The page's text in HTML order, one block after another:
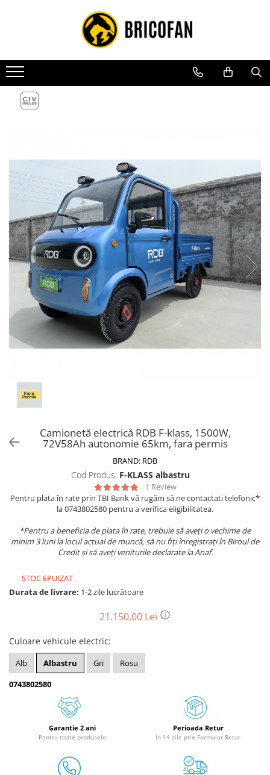
Toate Produsele
Vehicule electrice
Atv
Cu permis
Piese de schimb vehicule electrice
Scutere electrice
Scutere pe benzina
Tricicluri cargo fara permis
Tricicluri persoane
Trotinete electrice
Biciclete, trotinete, triciclete
Biciclete electrice
Triciclete
Gradina
Motoburghie
Drujbe cu acumulator
Drujbe electrice
Unelte electrice busteni
Mori cereale si batoze porumb
Batoze - mori desfacat porumb
Granulatoare
Mori pentru fructe si legume
Mori pentru furaje
Mori pentru furaje si resturi
Motoare granulatoare
Piese si accesorii mori
Tocatoare furaje si crengi
Tocatoare furaje
Consumabile si acesorii tocatoare
Tocatoare crengi
Motocoase, Trimmere si Masini de
Motocositori cu motoare 2T
Camionetă electrică RDB F-klass, 1500W,
72V58Ah autonomie 65km, fara permis
BRAND: RDB
Cod Produs: F-KLASS albastru
1 Review
Pentru plata în rate prin TBI Bank vă rugăm să ne contactati telefonic*
la 0743802580 pentru a verifica eligibilitatea.
*Pentru a beneficia de plata în rate, trebuie să aveți o vechime de
minim 3 luni la locul actual de muncă, să nu fiți înregistrați în Biroul de
Credit și să aveți veniturile declarate la Anaf.
STOC EPUIZAT
Durata de livrare: 1-2 zile lucrătoare
21.150,00 Lei
Culoare vehicule electric:
Alb Albastru Gri
Rosu
0743802580
Garantie 2 ani
Pentru toate produsele
Perioada Retur
In 14 zile prin Formular Retur